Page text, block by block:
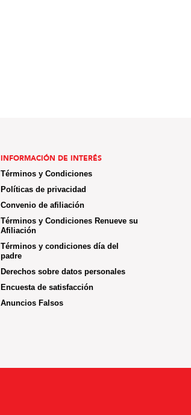
INFORMACIÓN DE INTERÉS
Términos y Condiciones
Políticas de privacidad
Convenio de afiliación
Términos y Condiciones Renueve su
Afiliación
Términos y condiciones día del
padre
Derechos sobre datos personales
Encuesta de satisfacción
Anuncios Falsos